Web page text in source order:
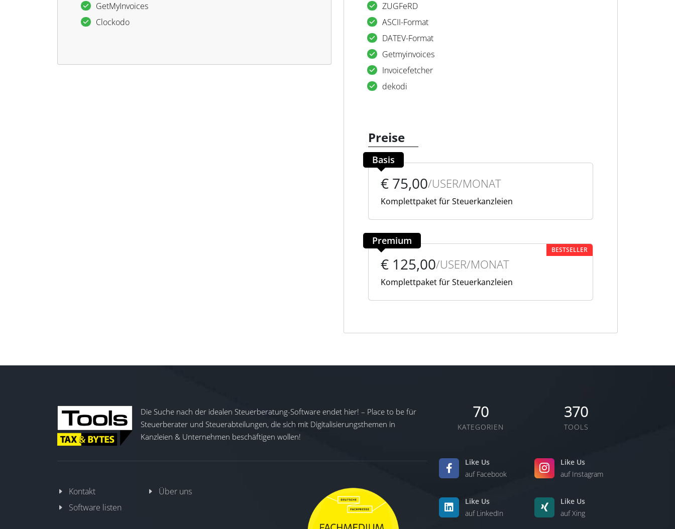
GetMyInvoices
Clockodo
ZUGFeRD
ASCII-Format
DATEV-Format
Getmyinvoices
Invoicefetcher
dekodi
Preise
Basis
€ 75,00/USER/MONAT
Komplettpaket für Steuerkanzleien
Premium
BESTSELLER
€ 125,00/USER/MONAT
Komplettpaket für Steuerkanzleien
Die Suche nach der idealen Steuerberatung-Software endet hier! – Place to be für
Steuerberater und Steuerabteilungen, die sich mit Digitalisierungsthemen in
Kanzleien & Unternehmen beschäftigen wollen!
Kontakt
Über uns
Software listen
70
KATEGORIEN
370
TOOLS
Like Us
auf Facebook
Like Us
auf Instagram
Like Us
auf LinkedIn
Like Us
auf Xing